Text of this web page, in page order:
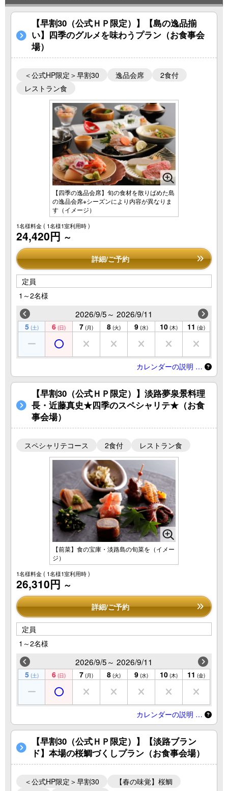
【早割30（公式ＨＰ限定）】【島の逸品揃
い】四季のグルメを味わうプラン（お食事会
場）
＜公式HP限定＞早割30 逸品会席
2食付
レストラン食
【四季の逸品会席】旬の食材を散りばめた島
の逸品会席※シーズンにより内容が異なりま
す（イメージ）
1名様料金( 1名様1室利用時 )
24,420円 ～
詳細/ご予約
定員
1～2名様
2026/9/5～ 2026/9/11
5 (土) 6 (日) 7 (月) 8 (火) 9 (水) 10 (木) 11 (金)
カレンダーの説明 …
【早割30（公式ＨＰ限定）】淡路夢泉景料理
長・近藤真史★四季のスペシャリテ★（お食
事会場）
スペシャリテコース 2食付 レストラン食
【前菜】食の宝庫・淡路島の旬菜を（イメー
ジ）
1名様料金( 1名様1室利用時 )
26,310円 ～
詳細/ご予約
定員
1～2名様
2026/9/5～ 2026/9/11
5 (土) 6 (日) 7 (月) 8 (火) 9 (水) 10 (木) 11 (金)
カレンダーの説明 …
【早割30（公式ＨＰ限定）】【淡路ブラン
ド】本場の桜鯛づくしプラン（お食事会場）
＜公式HP限定＞早割30
【春の味覚】桜鯛